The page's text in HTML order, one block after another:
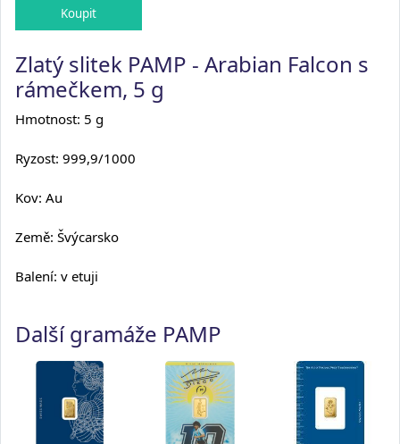
Zlatý slitek PAMP - Arabian Falcon s
rámečkem, 5 g
Hmotnost: 5 g
Ryzost: 999,9/1000
Kov: Au
Země: Švýcarsko
Balení: v etuji
Další gramáže PAMP